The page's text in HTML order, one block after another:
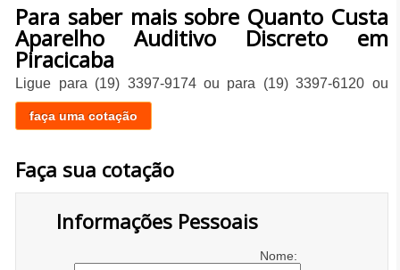
Para saber mais sobre Quanto Custa
Aparelho Auditivo Discreto em
Piracicaba
Ligue para (19) 3397-9174ou para (19) 3397-6120 ou
faça uma cotação
Faça sua cotação
Informações Pessoais
Nome: